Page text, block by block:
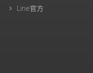
Line官方